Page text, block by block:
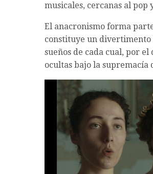
musicales, cercanas al pop
El anacronismo forma
constituye un divertimento
sueños de cada cual, por
ocultas bajo la supremacía